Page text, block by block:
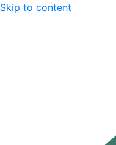
Skip to content